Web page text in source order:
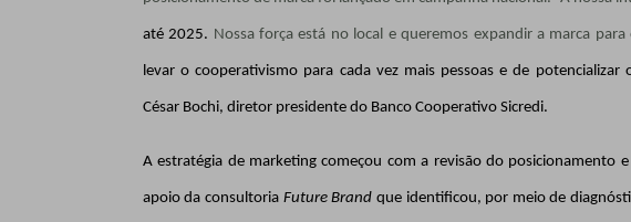
até 2025. Nossa força está no local e queremos expandir a marca
levar o cooperativismo para cada vez mais pessoas e de
César Bochi, diretor presidente do Banco Cooperativo Sicredi.
A estratégia de marketingcomeçou com a revisão do posicionamento
apoio da consultoria Future Brand que identificou, por meio de